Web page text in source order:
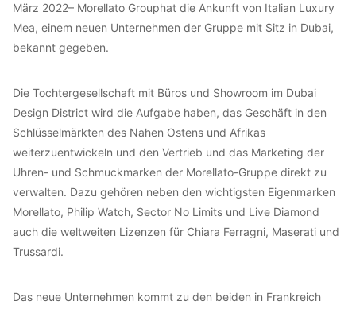
März 2022– Morellato Grouphat die Ankunft von Italian Luxury
Mea, einem neuen Unternehmen der Gruppe mit Sitz in Dubai,
bekannt gegeben.
Die Tochtergesellschaft mit Büros und Showroom im Dubai
Design District wird die Aufgabe haben, das Geschäft in den
Schlüsselmärkten des Nahen Ostens und Afrikas
weiterzuentwickeln und den Vertrieb und das Marketing der
Uhren- und Schmuckmarken der Morellato-Gruppe direkt zu
verwalten. Dazu gehören neben den wichtigsten Eigenmarken
Morellato, Philip Watch, Sector No Limits und Live Diamond
auch die weltweiten Lizenzen für Chiara Ferragni, Maserati und
Trussardi.
Das neue Unternehmen kommt zu den beiden in Frankreich